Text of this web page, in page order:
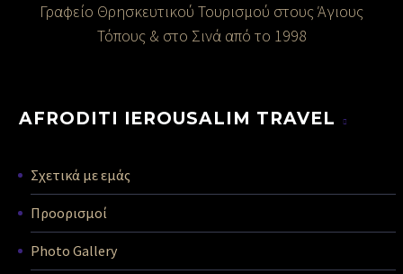
Γραφείο Θρησκευτικού Τουρισμού στους Άγιους
Τόπους & στο Σινά από το 1998
AFRODITI IEROUSALIM TRAVEL
Σχετικά με εμάς
Προορισμοί
Photo Gallery